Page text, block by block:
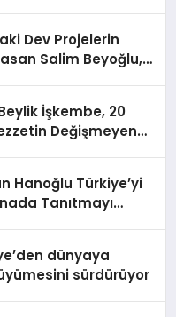
Dev Projelerin
Salim Beyoğlu,
İşkembe, 20
Değişmeyen
Hanoğlu Türkiye’yi
Tanıtmayı
dünyaya
sürdürüyor